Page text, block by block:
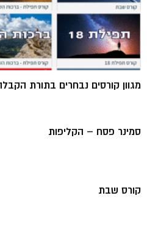
מגוון קורסים נבחרים בתורת
סמינר פסח – הקליפות
קורס שבת